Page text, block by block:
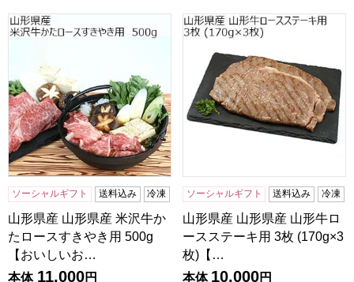
山形県産 山形県産 米沢牛かたロースすきやき用 500g【おい
ソーシャルギフト 送料込み 冷凍
山形県産 山形県産 米沢牛か
たロースすきやき用 500g
【おいしいお…
本体 11,000円
山形県産 山形県産 山形牛ロ
ソーシャルギフト 送料込み 冷凍
山形県産 山形県産 山形牛ロ
ースステーキ用 3枚 (170g×3
枚)【…
本体 10,000円